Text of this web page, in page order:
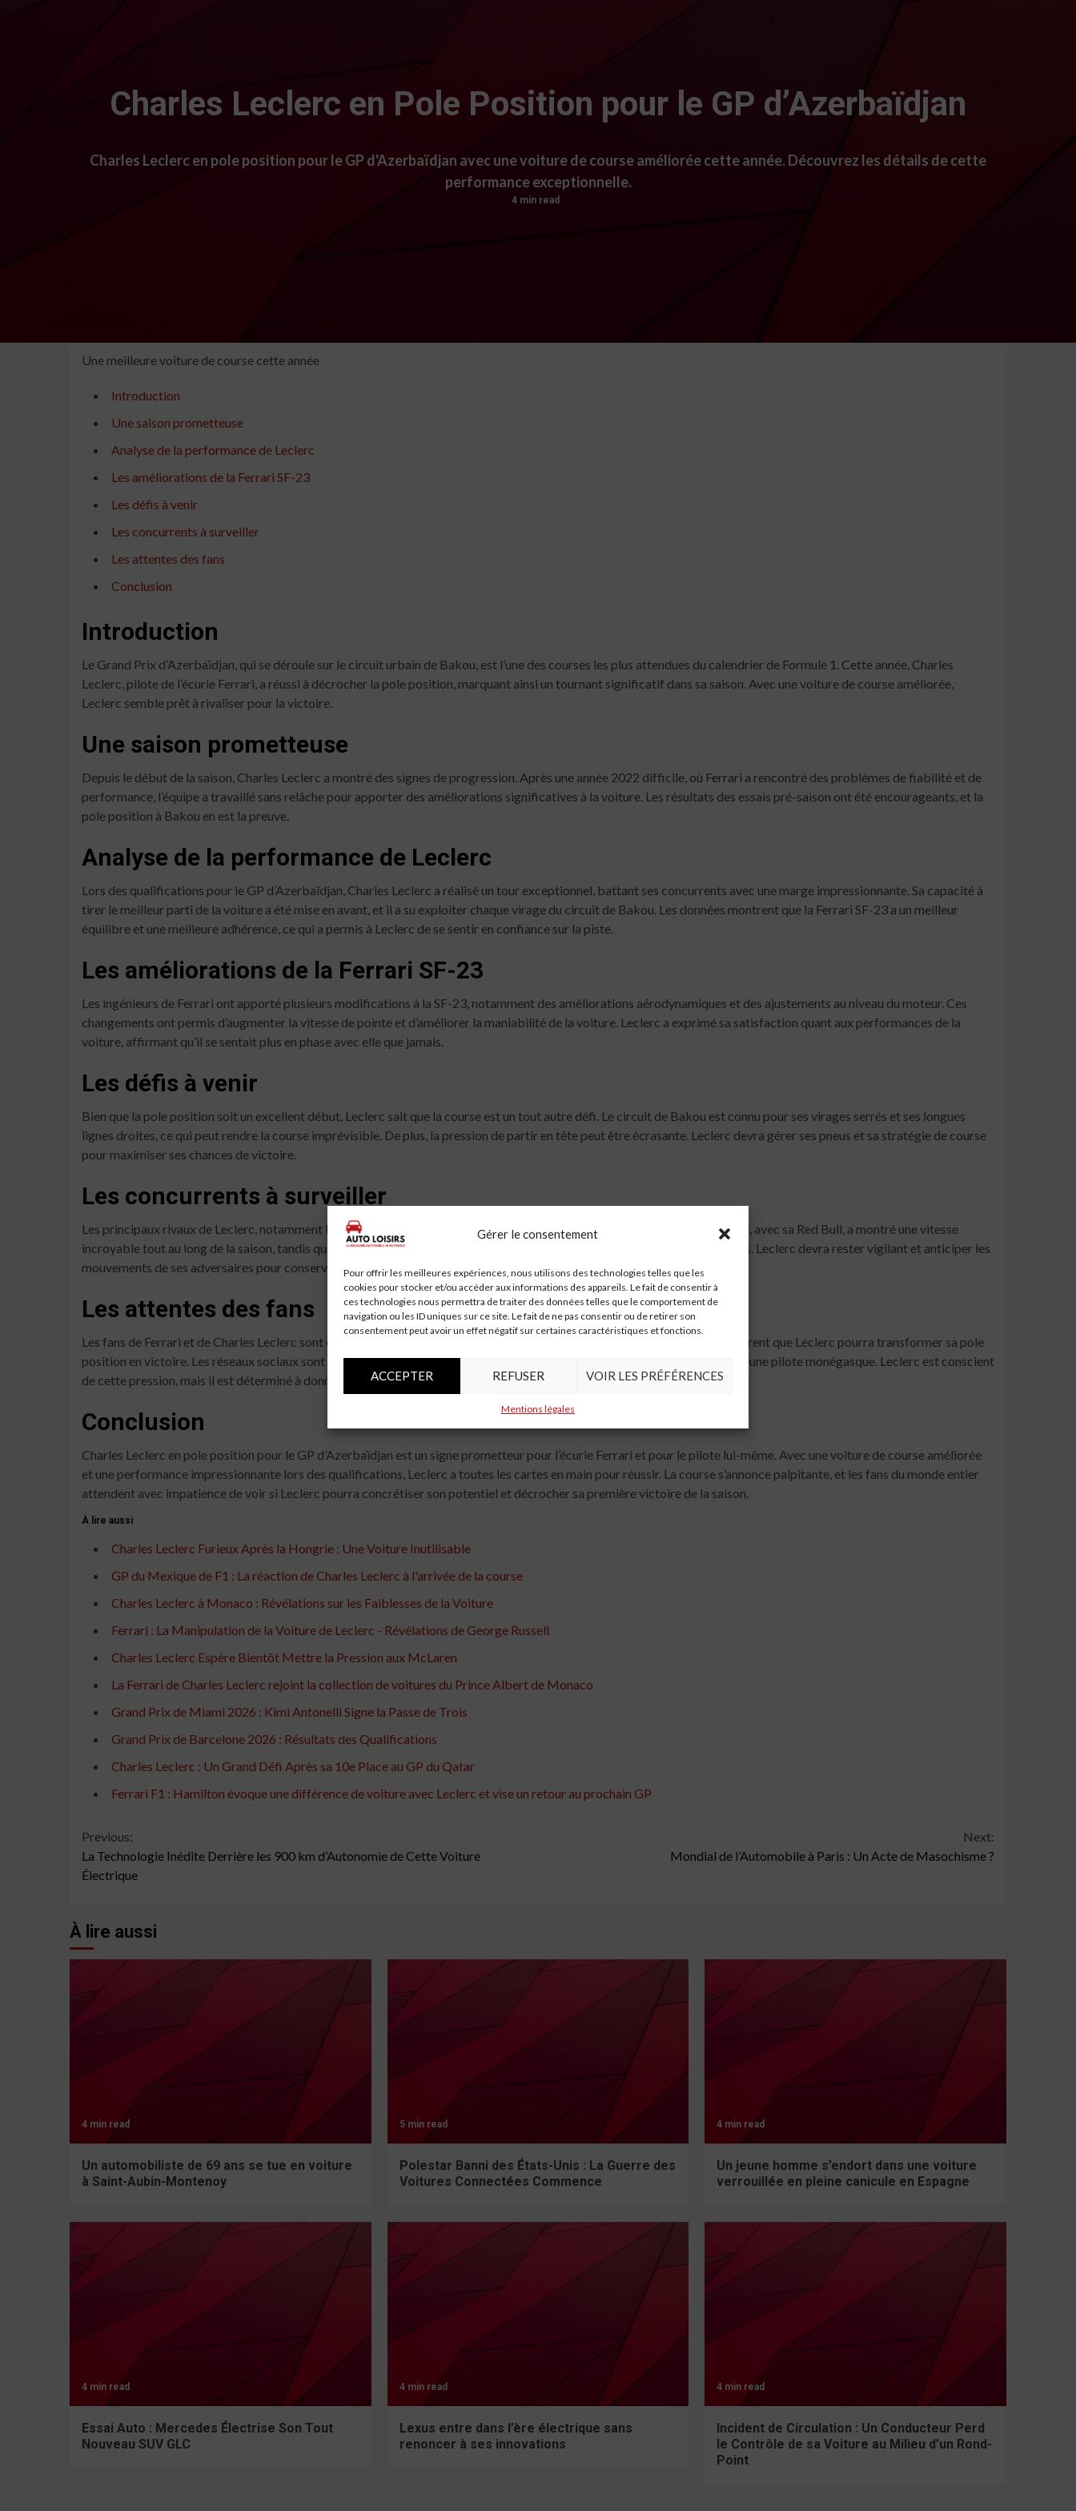
Gérer le consentement
Pour offrir les meilleures expériences, nous utilisons des technologies telles que les
cookies pour stocker et/ou accéder aux informations des appareils. Le fait de consentir à
ces technologies nous permettra de traiter des données telles que le comportement de
navigation ou les ID uniques sur ce site. Le fait de ne pas consentir ou de retirer son
consentement peut avoir un effet négatif sur certaines caractéristiques et fonctions.
ACCEPTER REFUSER VOIR LES PRÉFÉRENCES
Mentions légales
Charles Leclerc en Pole Position pour le GP d’Azerbaïdjan
Charles Leclerc en pole position pour le GP d'Azerbaïdjan avec une voiture de course améliorée cette année. Découvrez les détails de cette
performance exceptionnelle.
4 min read
Une meilleure voiture de course cette année
Introduction
Une saison prometteuse
Analyse de la performance de Leclerc
Les améliorations de la Ferrari SF-23
Les défis à venir
Les concurrents à surveiller
Les attentes des fans
Conclusion
Introduction
Le Grand Prix d’Azerbaïdjan, qui se déroule sur le circuit urbain de Bakou, est l’une des courses les plus attendues du calendrier de Formule 1. Cette année, Charles
Leclerc, pilote de l’écurie Ferrari, a réussi à décrocher la pole position, marquant ainsi un tournant significatif dans sa saison. Avec une voiture de course améliorée,
Leclerc semble prêt à rivaliser pour la victoire.
Une saison prometteuse
Depuis le début de la saison, Charles Leclerc a montré des signes de progression. Après une année 2022 difficile, où Ferrari a rencontré des problèmes de fiabilité et de
performance, l’équipe a travaillé sans relâche pour apporter des améliorations significatives à la voiture. Les résultats des essais pré-saison ont été encourageants, et la
pole position à Bakou en est la preuve.
Analyse de la performance de Leclerc
Lors des qualifications pour le GP d’Azerbaïdjan, Charles Leclerc a réalisé un tour exceptionnel, battant ses concurrents avec une marge impressionnante. Sa capacité à
tirer le meilleur parti de la voiture a été mise en avant, et il a su exploiter chaque virage du circuit de Bakou. Les données montrent que la Ferrari SF-23 a un meilleur
équilibre et une meilleure adhérence, ce qui a permis à Leclerc de se sentir en confiance sur la piste.
Les améliorations de la Ferrari SF-23
Les ingénieurs de Ferrari ont apporté plusieurs modifications à la SF-23, notamment des améliorations aérodynamiques et des ajustements au niveau du moteur. Ces
changements ont permis d’augmenter la vitesse de pointe et d’améliorer la maniabilité de la voiture. Leclerc a exprimé sa satisfaction quant aux performances de la
voiture, affirmant qu’il se sentait plus en phase avec elle que jamais.
Les défis à venir
Bien que la pole position soit un excellent début, Leclerc sait que la course est un tout autre défi. Le circuit de Bakou est connu pour ses virages serrés et ses longues
lignes droites, ce qui peut rendre la course imprévisible. De plus, la pression de partir en tête peut être écrasante. Leclerc devra gérer ses pneus et sa stratégie de course
pour maximiser ses chances de victoire.
Les concurrents à surveiller
Les principaux rivaux de Leclerc, notamment Max Verstappen et Lewis Hamilton, ne sont jamais à sous-estimer. Verstappen, avec sa Red Bull, a montré une vitesse
incroyable tout au long de la saison, tandis que Hamilton, avec sa vaste expérience, sait comment gérer les courses difficiles. Leclerc devra rester vigilant et anticiper les
mouvements de ses adversaires pour conserver sa position de leader.
Les attentes des fans
Les fans de Ferrari et de Charles Leclerc sont en émoi après cette performance. Les attentes sont élevées, et beaucoup espèrent que Leclerc pourra transformer sa pole
position en victoire. Les réseaux sociaux sont en effervescence, avec des messages de soutien et d’encouragement pour le jeune pilote monégasque. Leclerc est conscient
de cette pression, mais il est déterminé à donner le meilleur de lui-même.
Conclusion
Charles Leclerc en pole position pour le GP d’Azerbaïdjan est un signe prometteur pour l’écurie Ferrari et pour le pilote lui-même. Avec une voiture de course améliorée
et une performance impressionnante lors des qualifications, Leclerc a toutes les cartes en main pour réussir. La course s’annonce palpitante, et les fans du monde entier
attendent avec impatience de voir si Leclerc pourra concrétiser son potentiel et décrocher sa première victoire de la saison.
À lire aussi
Charles Leclerc Furieux Après la Hongrie : Une Voiture Inutilisable
GP du Mexique de F1 : La réaction de Charles Leclerc à l'arrivée de la course
Charles Leclerc à Monaco : Révélations sur les Faiblesses de la Voiture
Ferrari : La Manipulation de la Voiture de Leclerc - Révélations de George Russell
Charles Leclerc Espère Bientôt Mettre la Pression aux McLaren
La Ferrari de Charles Leclerc rejoint la collection de voitures du Prince Albert de Monaco
Grand Prix de Miami 2026 : Kimi Antonelli Signe la Passe de Trois
Grand Prix de Barcelone 2026 : Résultats des Qualifications
Charles Leclerc : Un Grand Défi Après sa 10e Place au GP du Qatar
Ferrari F1 : Hamilton évoque une différence de voiture avec Leclerc et vise un retour au prochain GP
Continue
Reading
Previous:
La Technologie Inédite Derrière les 900 km d’Autonomie de Cette Voiture
Électrique
Next:
Mondial de l’Automobile à Paris : Un Acte de Masochisme ?
À lire aussi
4 min read
Un automobiliste de 69 ans se tue en voiture
à Saint-Aubin-Montenoy
5 min read
Polestar Banni des États-Unis : La Guerre des
Voitures Connectées Commence
4 min read
Un jeune homme s’endort dans une voiture
verrouillée en pleine canicule en Espagne
4 min read
Essai Auto : Mercedes Électrise Son Tout
Nouveau SUV GLC
4 min read
Lexus entre dans l’ère électrique sans
renoncer à ses innovations
4 min read
Incident de Circulation : Un Conducteur Perd
le Contrôle de sa Voiture au Milieu d’un Rond-
Point